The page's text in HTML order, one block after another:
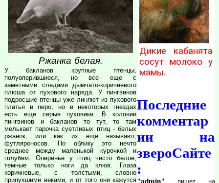
Ржанка белая.
У бакланов крупные птенцы,
полуоперившиеся, но все еще с
заметными следами дымчато-коричневого
плюша от пухового наряда. У пингвинов
подросшие птенцы уже линяют из пухового
платья в перо, но в некоторых гнездах
есть еще серые пуховики. В колонии
пингвинов и бакланов то тут, то там
мелькает парочка суетливых птиц - белых
ржанок, или как их еще называют,
футляроносов. По облику это нечто
среднее между маленькой курочкой и
голубем. Оперенье у птиц чисто белое,
темные только ноги да клюв. Глаза
коричневые, с толстыми, словно
припухшими веками, и от того они кажутся
Дикие кабанята
сосут молоко у
мамы.
Последние
комментар
ии на
звероСайте
:
"admin" пишет на